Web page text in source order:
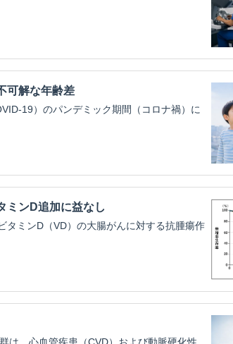
可解な年齢差
19）のパンデミック期間（コロナ禍）に
ミンD追加に益なし
ミンD（VD）の大腸がんに対する抗腫瘍作
は、心血管疾患（CVD）および動脈硬化性